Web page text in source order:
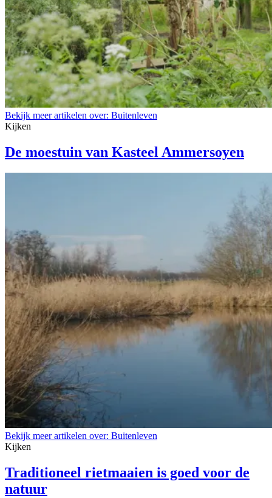
Bekijk meer artikelen over: Buitenleven
Kijken
De moestuin van Kasteel Ammersoyen
Bekijk meer artikelen over: Buitenleven
Kijken
Traditioneel rietmaaien is goed voor de
natuur